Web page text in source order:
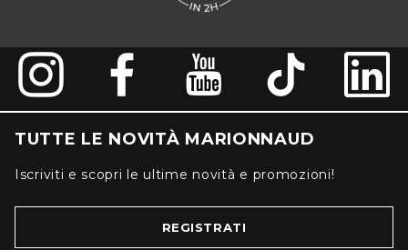
TUTTE LE NOVITÀ MARIONNAUD
Iscriviti e scopri le ultime novità e promozioni!
REGISTRATI